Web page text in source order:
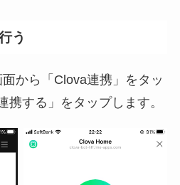
う
から「Clova連携」をタッ
携する」をタップします。